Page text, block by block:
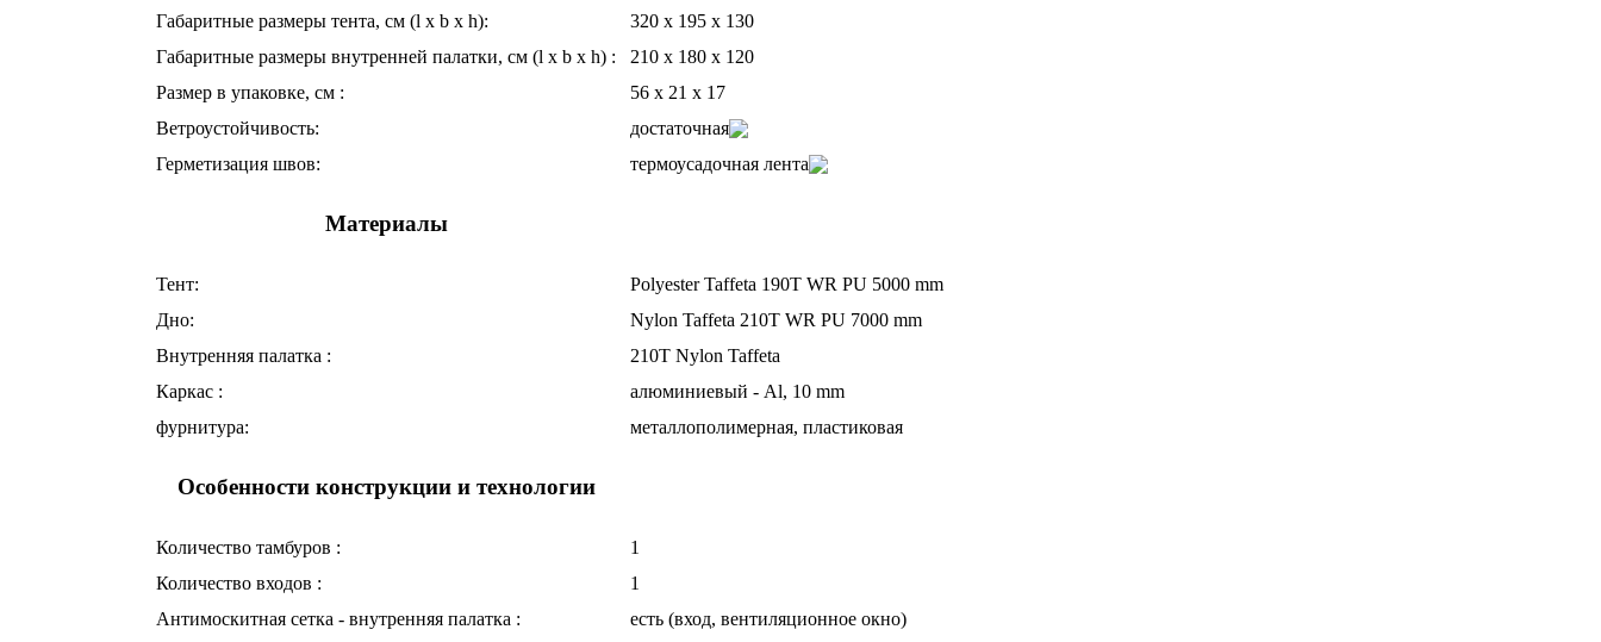
Габаритные размеры тента, см (l x b x h):
320 х 195 х 130
Габаритные размеры внутренней палатки, см (l x b x h) :
210 х 180 х 120
Размер в упаковке, см :
56 х 21 х 17
Ветроустойчивость:
достаточная
Герметизация швов:
термоусадочная лента
Материалы
Тент:
Polyester Taffeta 190T WR PU 5000 mm
Дно:
Nylon Taffeta 210T WR PU 7000 mm
Внутренняя палатка :
210T Nylon Taffeta
Каркас :
алюминиевый - Al, 10 mm
фурнитура:
металлополимерная, пластиковая
Особенности конструкции и технологии
Количество тамбуров :
1
Количество входов :
1
Антимоскитная сетка - внутренняя палатка :
есть (вход, вентиляционное окно)